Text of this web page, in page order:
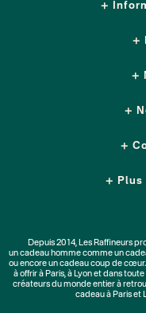
Plus
Depuis 2014, Les Raffineurs
uncadeau hommecomme un
ou encore un cadeau coup de
à offrir à Paris, à Lyon et dans
créateurs du monde entier à
cadeau à Paris et